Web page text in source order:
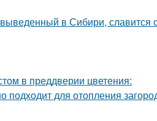
в Сибири, славится
в преддверии цветения:
для отопления